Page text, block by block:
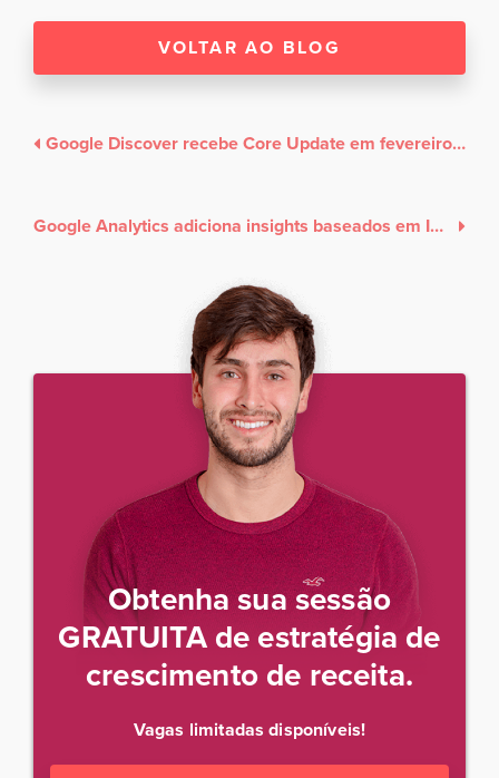
VOLTAR AO BLOG
Google Discover recebe Core Update em fevereiro de 2026: o que muda para sua estratégia de conteúdo
Google Analytics adiciona insights baseados em IA e orçamentos intercanal na página inicial
Obtenha sua sessão
GRATUITA de estratégia de
crescimento de receita.
Vagas limitadas disponíveis!